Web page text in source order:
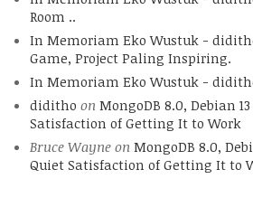
Room ..
In Memoriam Eko Wustuk -
Game, Project Paling Inspiring.
In Memoriam Eko Wustuk -
diditho on MongoDB 8.0, Debian
Satisfaction of Getting It to Work
Bruce Wayneon MongoDB 8.0,
Quiet Satisfaction of Getting It to